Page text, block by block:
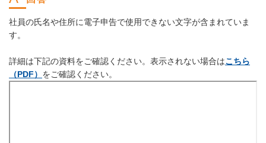
社員の氏名や住所に電子申告で使用できない文字が含まれていま
す。
詳細は下記の資料をご確認ください。表示されない場合はこちら
（PDF） をご確認ください。